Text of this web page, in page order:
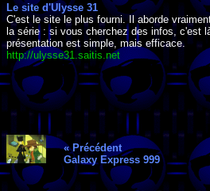
Le site d'Ulysse 31
C'est le site le plus fourni. Il aborde
la série : si vous cherchez des infos, c'est
présentation est simple, mais efficace.
http://ulysse31.saitis.net
« Précédent
Galaxy Express 999